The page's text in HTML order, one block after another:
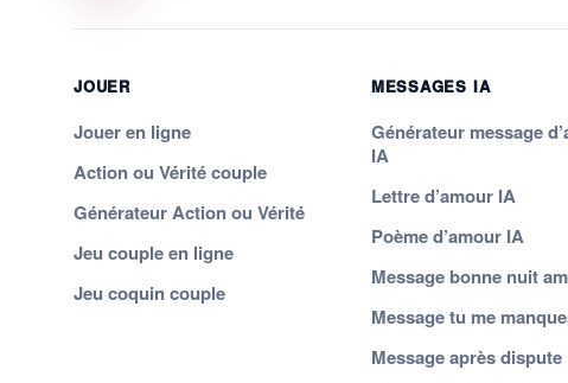
JOUER
Jouer en ligne
Action ou Vérité couple
Générateur Action ou Vérité
Jeu couple en ligne
Jeu coquin couple
MESSAGES IA
Générateur message
IA
Lettre d’amour IA
Poème d’amour IA
Message bonne nuit
Message tu me
Message après dispute